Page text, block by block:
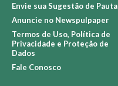
Envie sua Sugestão de Pauta
Anuncie no Newspulpaper
Termos de Uso, Política de
Privacidade e Proteção de
Dados
Fale Conosco